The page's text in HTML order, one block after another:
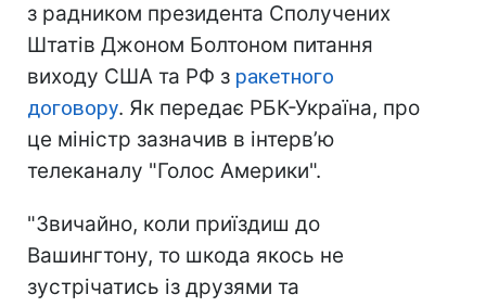
з радником президента Сполучених
Штатів Джоном Болтоном питання
виходу США та РФ з ракетного
договору. Як передає РБК-Україна, про
це міністр зазначив в інтерв’ю
телеканалу "Голос Америки".
"Звичайно, коли приїздиш до
Вашингтону, то шкода якось не
зустрічатись із друзями та